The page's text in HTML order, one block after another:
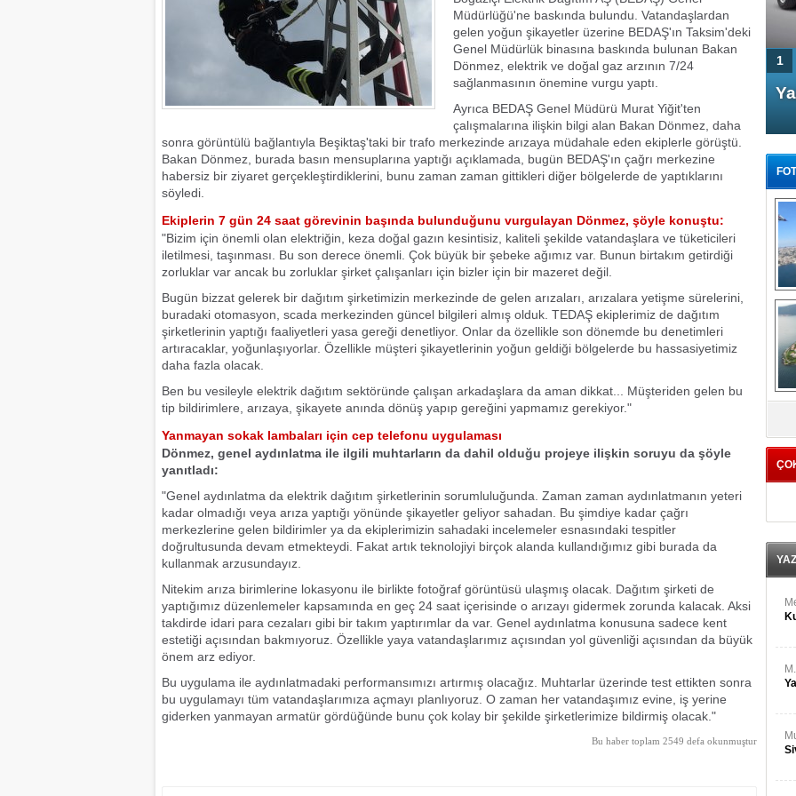
Müdürlüğü'ne baskında bulundu. Vatandaşlardan
gelen yoğun şikayetler üzerine BEDAŞ'ın Taksim'deki
Genel Müdürlük binasına baskında bulunan Bakan
Dönmez, elektrik ve doğal gaz arzının 7/24
sağlanmasının önemine vurgu yaptı.
Ayrıca BEDAŞ Genel Müdürü Murat Yiğit'ten
çalışmalarına ilişkin bilgi alan Bakan Dönmez, daha
sonra görüntülü bağlantıyla Beşiktaş'taki bir trafo merkezinde arızaya müdahale eden ekiplerle görüştü.
Bakan Dönmez, burada basın mensuplarına yaptığı açıklamada, bugün BEDAŞ'ın çağrı merkezine
habersiz bir ziyaret gerçekleştirdiklerini, bunu zaman zaman gittikleri diğer bölgelerde de yaptıklarını
söyledi.
Ekiplerin 7 gün 24 saat görevinin başında bulunduğunu vurgulayan Dönmez, şöyle konuştu:
"Bizim için önemli olan elektriğin, keza doğal gazın kesintisiz, kaliteli şekilde vatandaşlara ve tüketicileri
iletilmesi, taşınması. Bu son derece önemli. Çok büyük bir şebeke ağımız var. Bunun birtakım getirdiği
zorluklar var ancak bu zorluklar şirket çalışanları için bizler için bir mazeret değil.
Bugün bizzat gelerek bir dağıtım şirketimizin merkezinde de gelen arızaları, arızalara yetişme sürelerini,
buradaki otomasyon, scada merkezinden güncel bilgileri almış olduk. TEDAŞ ekiplerimiz de dağıtım
şirketlerinin yaptığı faaliyetleri yasa gereği denetliyor. Onlar da özellikle son dönemde bu denetimleri
artıracaklar, yoğunlaşıyorlar. Özellikle müşteri şikayetlerinin yoğun geldiği bölgelerde bu hassasiyetimiz
daha fazla olacak.
Ben bu vesileyle elektrik dağıtım sektöründe çalışan arkadaşlara da aman dikkat... Müşteriden gelen bu
tip bildirimlere, arızaya, şikayete anında dönüş yapıp gereğini yapmamız gerekiyor."
Yanmayan sokak lambaları için cep telefonu uygulaması
Dönmez, genel aydınlatma ile ilgili muhtarların da dahil olduğu projeye ilişkin soruyu da şöyle
yanıtladı:
"Genel aydınlatma da elektrik dağıtım şirketlerinin sorumluluğunda. Zaman zaman aydınlatmanın yeteri
kadar olmadığı veya arıza yaptığı yönünde şikayetler geliyor sahadan. Bu şimdiye kadar çağrı
merkezlerine gelen bildirimler ya da ekiplerimizin sahadaki incelemeler esnasındaki tespitler
doğrultusunda devam etmekteydi. Fakat artık teknolojiyi birçok alanda kullandığımız gibi burada da
kullanmak arzusundayız.
Nitekim arıza birimlerine lokasyonu ile birlikte fotoğraf görüntüsü ulaşmış olacak. Dağıtım şirketi de
yaptığımız düzenlemeler kapsamında en geç 24 saat içerisinde o arızayı gidermek zorunda kalacak. Aksi
takdirde idari para cezaları gibi bir takım yaptırımlar da var. Genel aydınlatma konusuna sadece kent
estetiği açısından bakmıyoruz. Özellikle yaya vatandaşlarımız açısından yol güvenliği açısından da büyük
önem arz ediyor.
Bu uygulama ile aydınlatmadaki performansımızı artırmış olacağız. Muhtarlar üzerinde test ettikten sonra
bu uygulamayı tüm vatandaşlarımıza açmayı planlıyoruz. O zaman her vatandaşımız evine, iş yerine
giderken yanmayan armatür gördüğünde bunu çok kolay bir şekilde şirketlerimize bildirmiş olacak."
Bu haber toplam 2549 defa okunmuştur
4 Kapılı AMG GT Coupe
Türkiye'de satışa çıktı
1